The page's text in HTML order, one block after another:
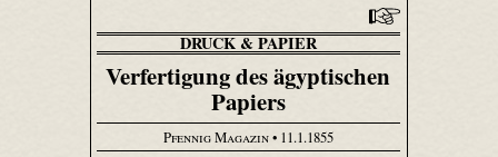
DRUCK & PAPIER
Verfertigung des ägyptischen
Papiers
Pfennig Magazin• 11.1.1855